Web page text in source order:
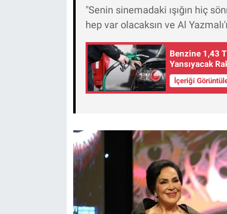
"Senin sinemadaki ışığın hiç
hep var olacaksın ve Al
Benzine 1,43
Yansıyacak
İçeriği